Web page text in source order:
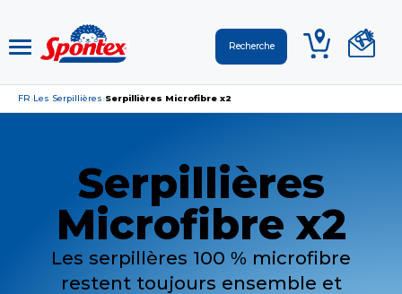
FR›Les Serpillières›Serpillières Microfibre x2
Serpillières
Microfibre x2
Les serpillères 100 % microfibre
restent toujours ensemble et